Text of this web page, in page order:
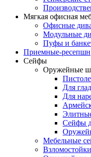
Мягкая офисная
Офисные
Модульные
Пуфы и
Приемные-ресепшн
Сейфы
Оружейные
Для
Для
Сейфы
Мебельные